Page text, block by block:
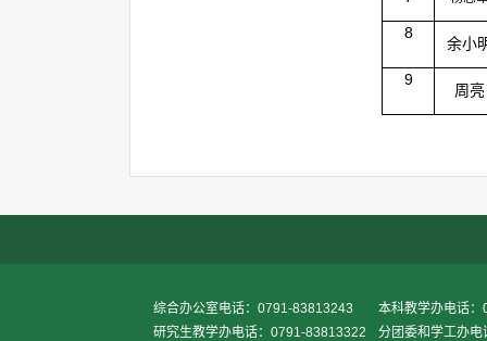
8
余小
9
周亮
综合办公室电话：0791-83813243
本科教学办电话
研究生教学办电话：0791-83813322
分团委和学工办